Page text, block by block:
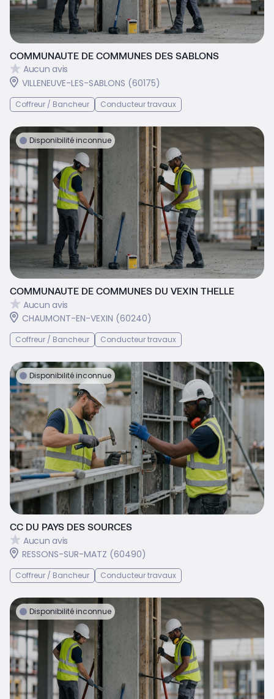
COMMUNAUTE DE COMMUNES DES SABLONS
Aucun avis
VILLENEUVE-LES-SABLONS (60175)
Coffreur / Bancheur Conducteur travaux
Disponibilité inconnue
COMMUNAUTE DE COMMUNES DU VEXIN THELLE
Aucun avis
CHAUMONT-EN-VEXIN (60240)
Coffreur / Bancheur Conducteur travaux
Disponibilité inconnue
CC DU PAYS DES SOURCES
Aucun avis
RESSONS-SUR-MATZ (60490)
Coffreur / Bancheur Conducteur travaux
Disponibilité inconnue